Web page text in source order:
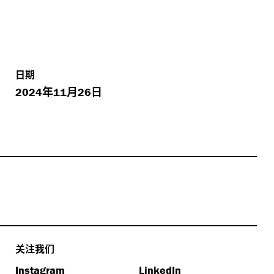
日期
2024年11月26日
关注我们
Instagram LinkedIn